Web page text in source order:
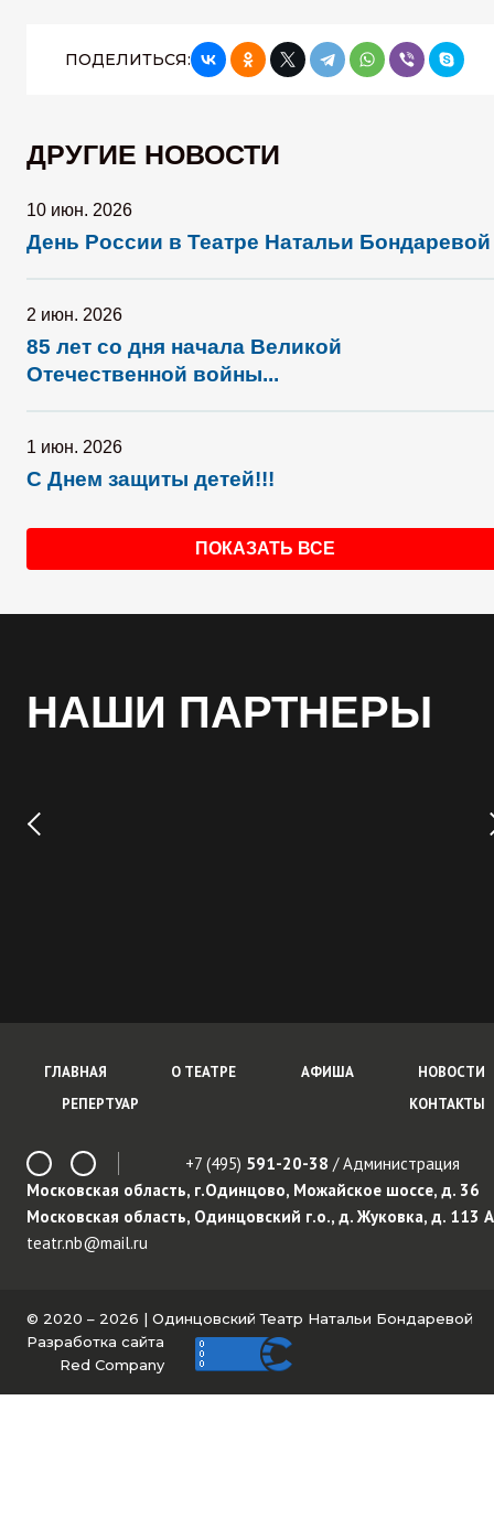
ПОДЕЛИТЬСЯ:
ДРУГИЕ НОВОСТИ
10 июн. 2026
День России в Театре Натальи Бондаревой
2 июн. 2026
85 лет со дня начала Великой
Отечественной войны...
1 июн. 2026
С Днем защиты детей!!!
ПОКАЗАТЬ ВСЕ
НАШИ ПАРТНЕРЫ
ГЛАВНАЯ О ТЕАТРЕ АФИША
НОВОСТИ
РЕПЕРТУАР
КОНТАКТЫ
+7 (495) 591-20-38 / Администрация
Московская область, г.Одинцово, Можайское шоссе, д. 36
Московская область, Одинцовский г.о., д. Жуковка, д. 113 А
teatr.nb@mail.ru
© 2020 – 2026 | Одинцовский Театр Натальи Бондаревой
Разработка сайта
Red Company